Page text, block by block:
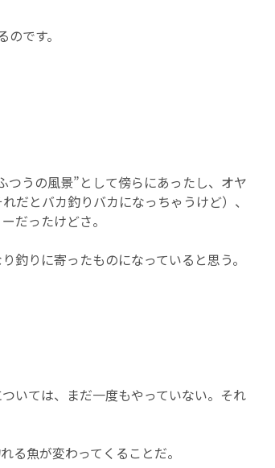
です。
うの風景”として傍らにあったし、オヤ
だとバカ釣りバカになっちゃうけど）、
だったけどさ。
釣りに寄ったものになっていると思う。
いては、まだ一度もやっていない。それ
る魚が変わってくることだ。